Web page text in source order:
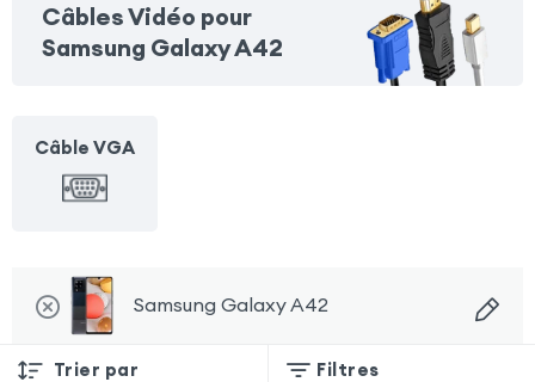
Câbles Vidéo pour
Samsung Galaxy A42
Câble VGA
Samsung Galaxy A42
Trier par Filtres